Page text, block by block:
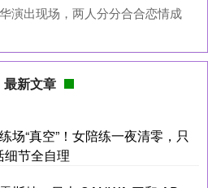
演出现场，两人分分合合恋情成
最新文章
场“真空”！女陪练一夜清零，只
节全自理